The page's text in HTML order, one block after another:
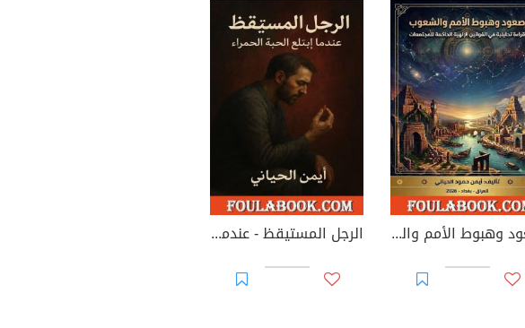
صعود وهبوط الأمم والشعوب الرجل المستيقظ - عندما ابتلع الحبة الحمراء